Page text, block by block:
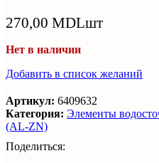
270,00 MDLшт
Нет в наличии
Добавить в список желаний
Артикул: 6409632
Категория: Элементы
(AL-ZN)
Поделиться: